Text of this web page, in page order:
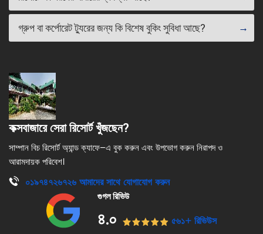
গ্রুপ বা কর্পোরেট ট্যুরের জন্য কি বিশেষ বুকিং সুবিধা আছে?
কক্সবাজারে সেরা রিসোর্ট খুঁজছেন?
সাম্পান বিচ রিসোর্ট অ্যান্ড ক্যাফে–এ বুক করুন এবং উপভোগ করুন নিরাপদ ও
আরামদায়ক পরিবেশ।
০১৯৭৪৭২৬৭২৬ আমাদের সাথে যোগাযোগ করুন
গুগল রিভিউ
৪.০
৫৬১+ রিভিউস